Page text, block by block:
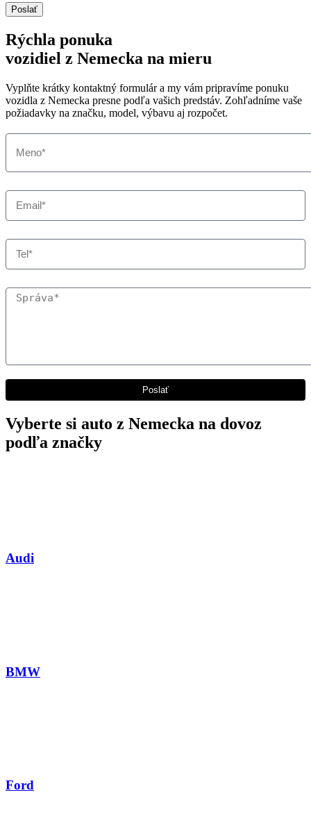
Poslať
Rýchla ponuka
vozidiel z Nemecka na mieru
Vyplňte krátky kontaktný formulár a my vám pripravíme ponuku
vozidla z Nemecka presne podľa vašich predstáv. Zohľadníme vaše
požiadavky na značku, model, výbavu aj rozpočet.
Vyberte si auto z Nemecka na dovoz
podľa značky
Audi
BMW
Ford